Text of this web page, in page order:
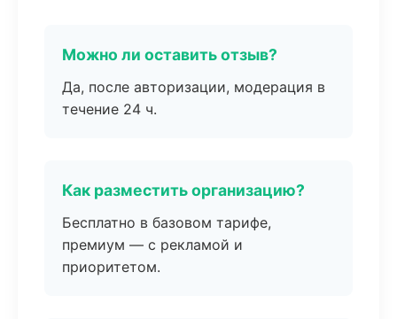
Можно ли оставить отзыв?
Да, после авторизации, модерация в
течение 24 ч.
Как разместить организацию?
Бесплатно в базовом тарифе,
премиум — с рекламой и
приоритетом.